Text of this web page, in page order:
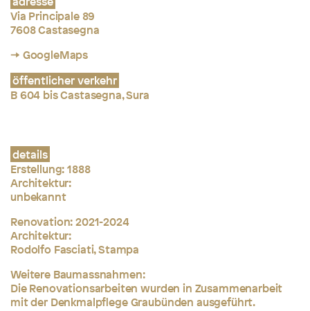
Via Principale 89
7608 Castasegna
→ GoogleMaps
öffentlicher verkehr
B 604 bis Castasegna, Sura
details
Erstellung: 1888
Architektur:
unbekannt
Renovation: 2021-2024
Architektur:
Rodolfo Fasciati, Stampa
Weitere Baumassnahmen:
Die Renovationsarbeiten wurden in Zusammenarbeit
mit der Denkmalpflege Graubünden ausgeführt.